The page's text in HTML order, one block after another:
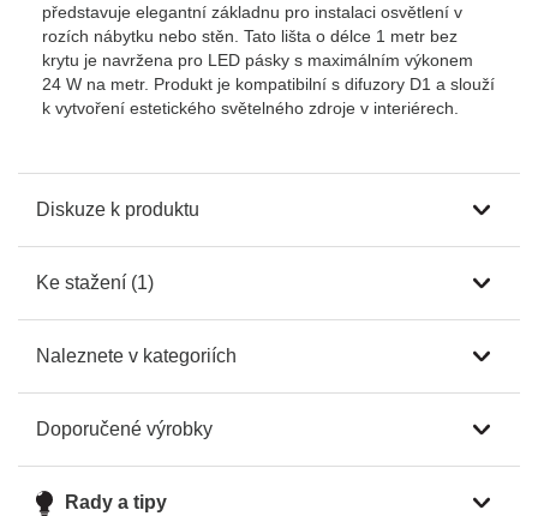
představuje elegantní základnu pro instalaci osvětlení v
rozích nábytku nebo stěn. Tato lišta o délce 1 metr bez
krytu je navržena pro LED pásky s maximálním výkonem
24 W na metr. Produkt je kompatibilní s difuzory D1 a slouží
k vytvoření estetického světelného zdroje v interiérech.
Diskuze k produktu
Ke stažení (1)
Naleznete v kategoriích
Doporučené výrobky
Rady a tipy